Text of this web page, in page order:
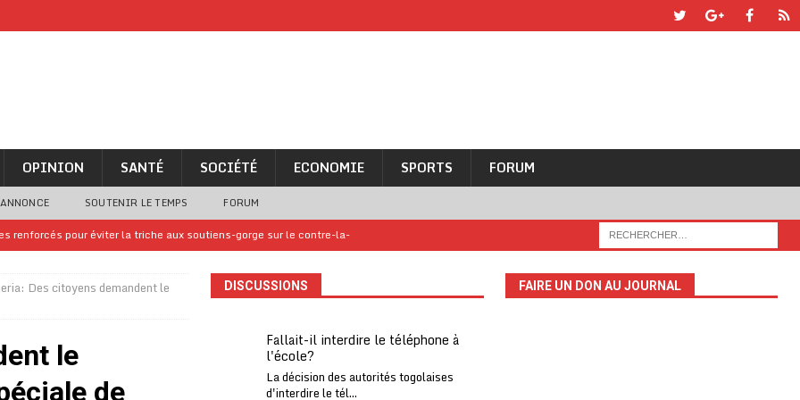
OPINION SANTÉ SOCIÉTÉ ECONOMIE SPORTS FORUM
SOUTENIR LE TEMPS FORUM
renforcés pour éviter la triche aux soutiens-gorge sur le contre-la-
confirme sa présence à la fête nationale
A LA UNE
de loterie gagnant que son propriétaire avait envoyé à un proche
Des citoyens demandent le
le
de
DISCUSSIONS
Fallait-il interdire le téléphone à
l'école?
La décision des autorités togolaises
d'interdire le tél...
FAIRE UN DON AU JOURNAL